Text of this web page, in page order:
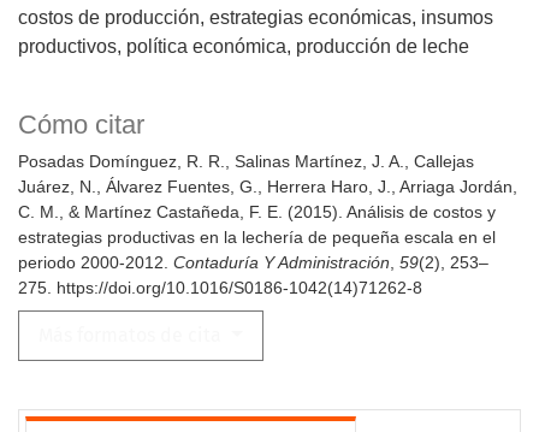
costos de producción estrategias económicas insumos
productivos política económica producción de leche
Cómo citar
Posadas Domínguez, R. R., Salinas Martínez, J. A., Callejas
Juárez, N., Álvarez Fuentes, G., Herrera Haro, J., Arriaga Jordán,
C. M., & Martínez Castañeda, F. E. (2015). Análisis de costos y
estrategias productivas en la lechería de pequeña escala en el
periodo 2000-2012. Contaduría Y Administración 59(2), 253–
275. https://doi.org/10.1016/S0186-1042(14)71262-8